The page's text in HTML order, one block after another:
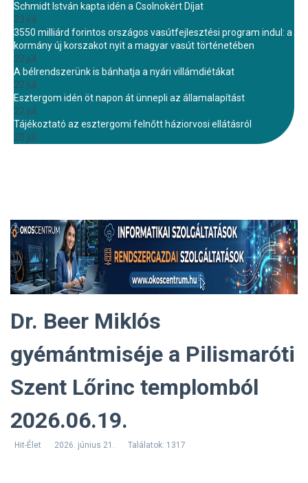
Schmidt István kapta idén a Csolnokért Díjat
23 júl.
3550 milliárd forintos országos vasútfejlesztési program indul: a
kormány új korszakot nyit a magyar vasút történetében
22 júl.
A bélrendszerünk is bánhatja a nyári villámdiétákat
22 júl.
Esztergom idén öt napon át ünnepli az államalapítást
22 júl.
Tájékoztató az esztergomi felnőtt háziorvosi ellátásról
20 júl.
Dr. Beer Miklós
gyémántmiséje a Pilismaróti
Szent Lőrinc templomból
2026.06.19.
Hit-Élet 2026. június 21. Találatok: 1317